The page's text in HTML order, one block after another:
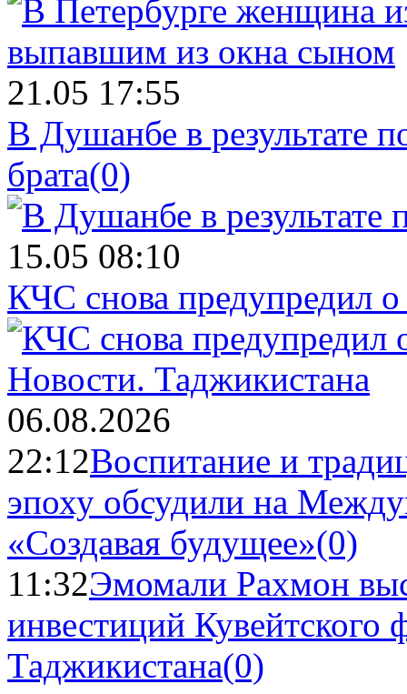
21.05 17:55
В Душанбе в результате
брата(0)
15.05 08:10
КЧС снова предупредил
Новости. Таджикистана
06.08.2026
22:12Воспитание и
эпоху обсудили на
«Создавая будущее»(0)
11:32Эмомали Рахмон
инвестиций Кувейтского
Таджикистана(0)